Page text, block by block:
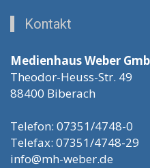
Kontakt
Medienhaus Weber
Theodor-Heuss-Str. 49
88400 Biberach
Telefon: 07351/4748-0
Telefax: 07351/4748-29
info@mh-weber.de